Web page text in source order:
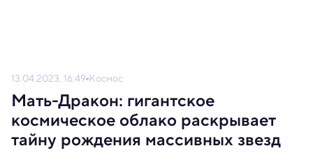
13.04.2023, 16:49 Космос
Мать-Дракон: гигантское
космическое облако раскрывает
тайну рождения массивных звезд